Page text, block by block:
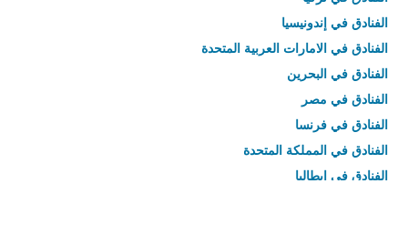
الفنادق في إندونيسيا
الفنادق في الامارات العربية المتحدة
الفنادق في البحرين
الفنادق في مصر
الفنادق في فرنسا
الفنادق في المملكة المتحدة
الفنادق في إيطاليا